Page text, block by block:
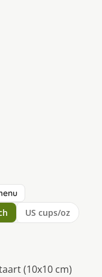
US cups/oz
(10x10 cm)